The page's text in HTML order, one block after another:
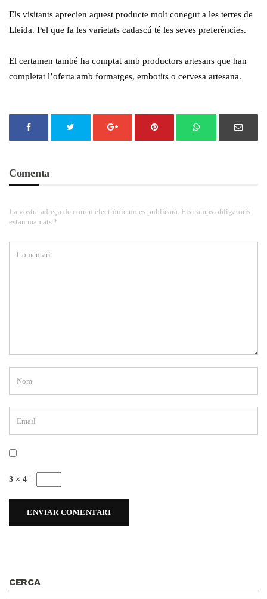
Els visitants aprecien aquest producte molt conegut a les terres de
Lleida. Pel que fa les varietats cadascú té les seves preferències.
El certamen també ha comptat amb productors artesans que han
completat l’oferta amb formatges, embotits o cervesa artesana.
Comenta
La vostra adreça de correu electrònic no es publicarà. Els camps obligatoris
estan marcats *
3 × 4 =
CERCA